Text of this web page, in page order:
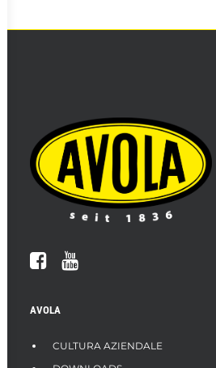
AVOLA
CULTURA AZIENDALE